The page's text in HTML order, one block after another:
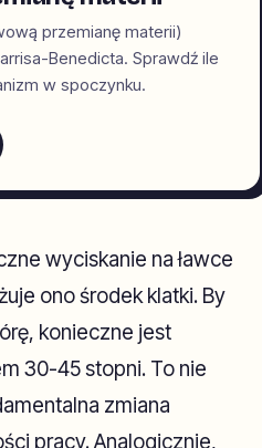
przemianę materii)
Benedicta. Sprawdź ile
w spoczynku.
wyciskanie na ławce
ono środek klatki. By
konieczne jest
30-45 stopni. To nie
zmiana
pracy. Analogicznie,